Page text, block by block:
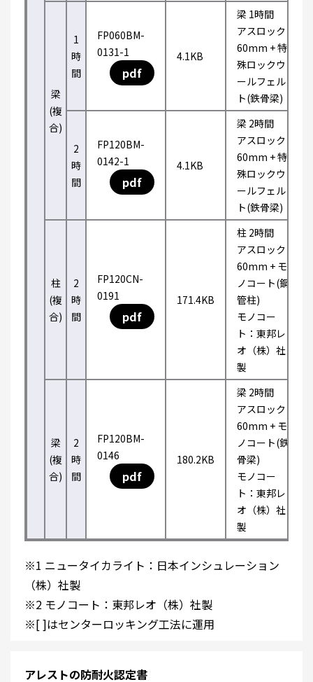
梁
(複
合)
1
時
間
FP060BM-
0131-1
pdf
4.1KB
梁 1時間
アスロック
60mm + 特
殊ロックウ
ールフェル
ト(鉄骨梁)
2
時
間
FP120BM-
0142-1
pdf
4.1KB
梁 2時間
アスロック
60mm + 特
殊ロックウ
ールフェル
ト(鉄骨梁)
柱
(複
合)
2
時
間
FP120CN-
0191
pdf
171.4KB
柱 2時間
アスロック
60mm + モ
ノコート(鋼
管柱)
モノコー
ト：東邦レ
オ（株）社
製
梁
(複
合)
2
時
間
FP120BM-
0146
pdf
180.2KB
梁 2時間
アスロック
60mm + モ
ノコート(鉄
骨梁)
モノコー
ト：東邦レ
オ（株）社
製
※1 ニュータイカライト：日本インシュレーション
（株）社製
※2 モノコート：東邦レオ（株）社製
※[ ]はセンターロッキング工法に運用
アレストの防耐火認定書